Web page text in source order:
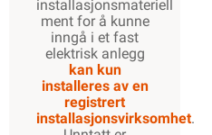
installasjonsmateriell
ment for å kunne
inngå i et fast
elektrisk anlegg
kan kun
installeres av en
registrert
installasjonsvirksomhet.